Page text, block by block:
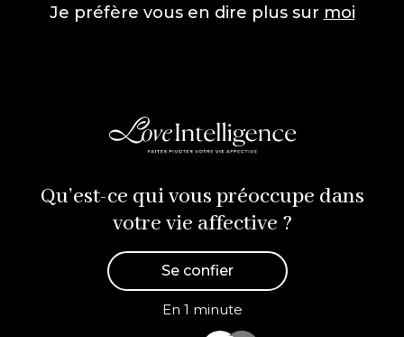
Je préfère vous en dire plus sur moi
Qu’est-ce qui vous préoccupe dans
votre vie affective ?
Se confier
En 1 minute